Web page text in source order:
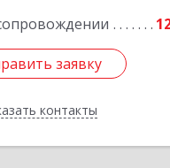
заявку
контакты
заявку
Назад